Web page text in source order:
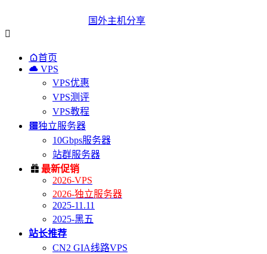
国外主机分享

首页
 VPS
VPS优惠
VPS测评
VPS教程
独立服务器
10Gbps服务器
站群服务器
 最新促销
2026-VPS
2026-独立服务器
2025-11.11
2025-黑五
站长推荐
CN2 GIA线路VPS